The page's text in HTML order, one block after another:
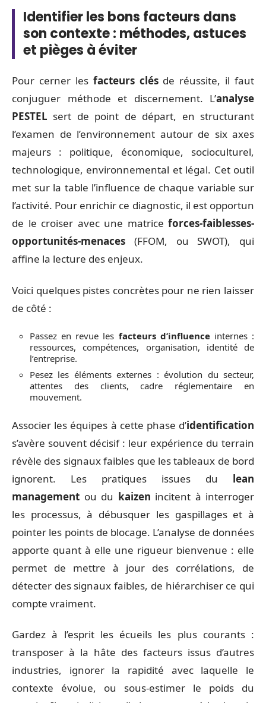
Identifier les bons facteurs dans
son contexte : méthodes, astuces
et pièges à éviter
Pour cerner les facteurs clésde réussite, il faut
conjuguer méthode et discernement. L’analyse
PESTEL sert de point de départ, en structurant
l’examen de l’environnement autour de six axes
majeurs : politique, économique, socioculturel,
technologique, environnemental et légal. Cet outil
met sur la table l’influence de chaque variable sur
l’activité. Pour enrichir ce diagnostic, il est opportun
de le croiser avec une matrice forces-faiblesses-
opportunités-menaces (FFOM, ou SWOT), qui
affine la lecture des enjeux.
Voici quelques pistes concrètes pour ne rien laisser
de côté :
Passez en revue les facteurs d’influenceinternes :
ressources, compétences, organisation, identité de
l’entreprise.
Pesez les éléments externes : évolution du secteur,
attentes des clients, cadre réglementaire en
mouvement.
Associer les équipes à cette phase d’identification
s’avère souvent décisif : leur expérience du terrain
révèle des signaux faibles que les tableaux de bord
ignorent. Les pratiques issues du lean
management ou du kaizen incitent à interroger
les processus, à débusquer les gaspillages et à
pointer les points de blocage. L’analyse de données
apporte quant à elle une rigueur bienvenue : elle
permet de mettre à jour des corrélations, de
détecter des signaux faibles, de hiérarchiser ce qui
compte vraiment.
Gardez à l’esprit les écueils les plus courants :
transposer à la hâte des facteurs issus d’autres
industries, ignorer la rapidité avec laquelle le
contexte évolue, ou sous-estimer le poids du